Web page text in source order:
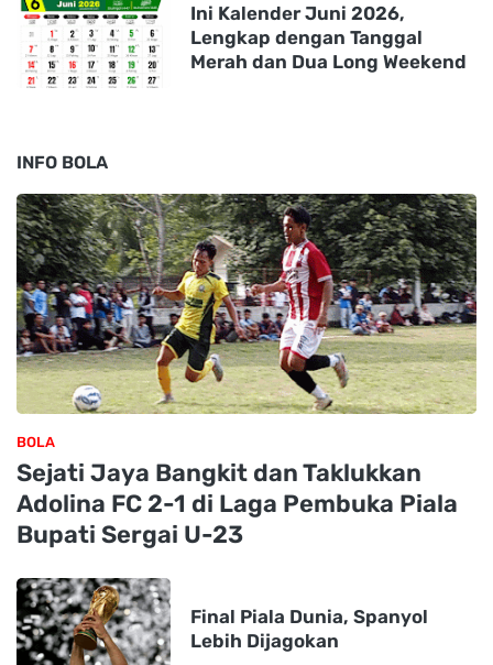
Ini Kalender Juni 2026,
Lengkap dengan Tanggal
Merah dan Dua Long Weekend
INFO BOLA
BOLA
Sejati Jaya Bangkit dan Taklukkan
Adolina FC 2-1 di Laga Pembuka Piala
Bupati Sergai U-23
Final Piala Dunia, Spanyol
Lebih Dijagokan